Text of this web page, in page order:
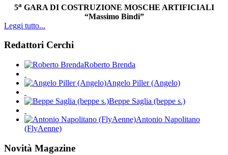
5aGARA DI COSTRUZIONE MOSCHE ARTIFICIALI
“Massimo Bindi”
Leggi tutto...
Redattori Cerchi
Roberto Brenda
Angelo Piller (Angelo)
Beppe Saglia (beppe s.)
Antonio Napolitano
(FlyAenne)
Novità Magazine